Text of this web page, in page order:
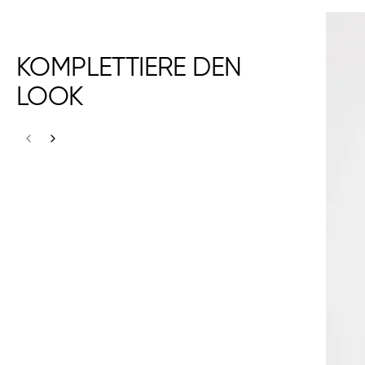
KOMPLETTIERE DEN
LOOK